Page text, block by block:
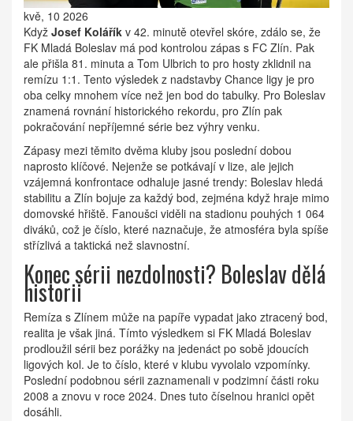
kvě, 10 2026
Když Josef Kolářík v 42. minutě otevřel skóre, zdálo se, že
FK Mladá Boleslav má pod kontrolou zápas s FC Zlín. Pak
ale přišla 81. minuta a Tom Ulbrich to pro hosty zklidnil na
remízu 1:1. Tento výsledek z nadstavby Chance ligy je pro
oba celky mnohem více než jen bod do tabulky. Pro Boleslav
znamená rovnání historického rekordu, pro Zlín pak
pokračování nepříjemné série bez výhry venku.
Zápasy mezi těmito dvěma kluby jsou poslední dobou
naprosto klíčové. Nejenže se potkávají v lize, ale jejich
vzájemná konfrontace odhaluje jasné trendy: Boleslav hledá
stabilitu a Zlín bojuje za každý bod, zejména když hraje mimo
domovské hřiště. Fanoušci viděli na stadionu pouhých 1 064
diváků, což je číslo, které naznačuje, že atmosféra byla spíše
střízlivá a taktická než slavnostní.
Konec sérii nezdolnosti? Boleslav dělá
historii
Remíza s Zlínem může na papíře vypadat jako ztracený bod,
realita je však jiná. Tímto výsledkem si FK Mladá Boleslav
prodloužil sérii bez porážky na jedenáct po sobě jdoucích
ligových kol. Je to číslo, které v klubu vyvolalo vzpomínky.
Poslední podobnou sérii zaznamenali v podzimní části roku
2008 a znovu v roce 2024. Dnes tuto číselnou hranici opět
dosáhli.